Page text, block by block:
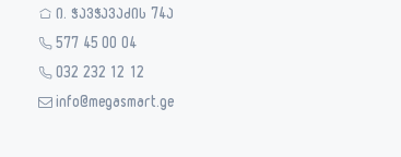
ი. ჭავჭავაძის 74ა
577 45 00 04
032 232 12 12
info@megasmart.ge